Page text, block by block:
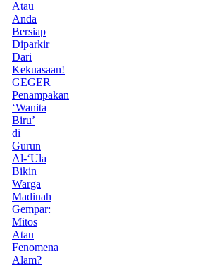
Atau
Anda
Bersiap
Diparkir
Dari
Kekuasaan!
GEGER
Penampakan
‘Wanita
Biru’
di
Gurun
Al-‘Ula
Bikin
Warga
Madinah
Gempar:
Mitos
Atau
Fenomena
Alam?